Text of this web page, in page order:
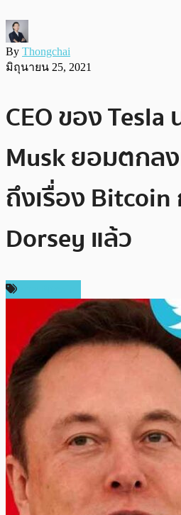
By Thongchai
มิถุนายน 25, 2021
CEO ของ Tesla
Musk ยอมตกล
ถึงเรื่อง
Dorsey แล้ว